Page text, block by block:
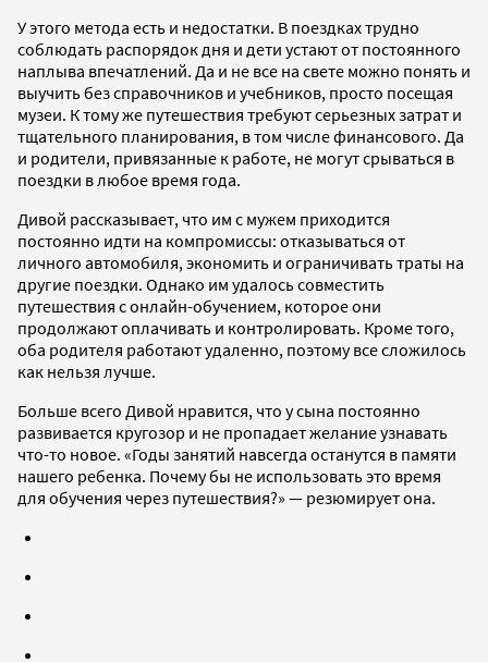
У этого метода есть и недостатки. В поездках трудно
соблюдать распорядок дня и дети устают от постоянного
наплыва впечатлений. Да и не все на свете можно понять и
выучить без справочников и учебников, просто посещая
музеи. К тому же путешествия требуют серьезных затрат и
тщательного планирования, в том числе финансового. Да
и родители, привязанные к работе, не могут срываться в
поездки в любое время года.
Дивой рассказывает, что им с мужем приходится
постоянно идти на компромиссы: отказываться от
личного автомобиля, экономить и ограничивать траты на
другие поездки. Однако им удалось совместить
путешествия с онлайн-обучением, которое они
продолжают оплачивать и контролировать. Кроме того,
оба родителя работают удаленно, поэтому все сложилось
как нельзя лучше.
Больше всего Дивой нравится, что у сына постоянно
развивается кругозор и не пропадает желание узнавать
что-то новое. «Годы занятий навсегда останутся в памяти
нашего ребенка. Почему бы не использовать это время
для обучения через путешествия?» — резюмирует она.